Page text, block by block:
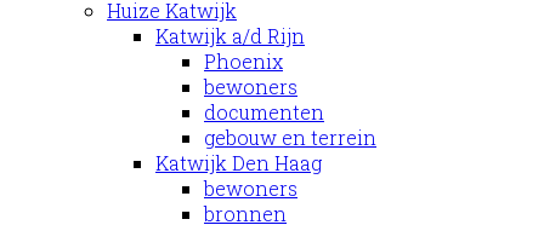
Huize Katwijk
Katwijk a/d Rijn
Phoenix
bewoners
documenten
gebouw en terrein
Katwijk Den Haag
bewoners
bronnen